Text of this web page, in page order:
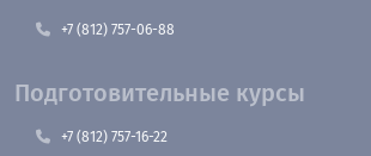
+7 (812) 757-06-88
Подготовительные курсы
+7 (812) 757-16-22